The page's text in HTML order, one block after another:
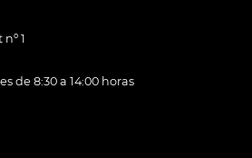
1
de 8:30 a 14:00 horas